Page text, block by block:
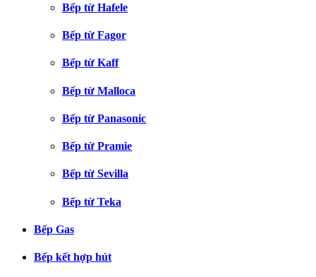
Bếp từ Hafele
Bếp từ Fagor
Bếp từ Kaff
Bếp từ Malloca
Bếp từ Panasonic
Bếp từ Pramie
Bếp từ Sevilla
Bếp từ Teka
Bếp Gas
Bếp kết hợp hút